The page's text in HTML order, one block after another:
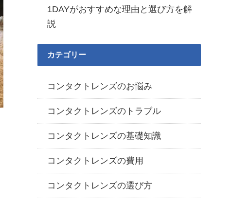
1DAYがおすすめな理由と選び方を解
説
カテゴリー
コンタクトレンズのお悩み
コンタクトレンズのトラブル
コンタクトレンズの基礎知識
コンタクトレンズの費用
コンタクトレンズの選び方